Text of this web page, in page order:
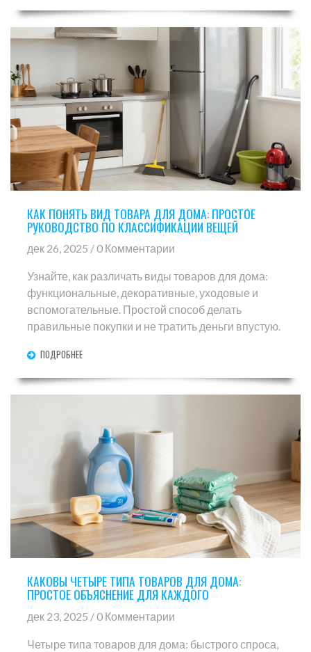
КАК ПОНЯТЬ ВИД ТОВАРА ДЛЯ ДОМА: ПРОСТОЕ
РУКОВОДСТВО ПО КЛАССИФИКАЦИИ ВЕЩЕЙ
дек 26, 2025 / 0 Комментарии
Узнайте, как различать виды товаров для дома:
функциональные, декоративные, уходовые и
вспомогательные. Простой способ делать
правильные покупки и не тратить деньги впустую.
ПОДРОБНЕЕ
КАКОВЫ ЧЕТЫРЕ ТИПА ТОВАРОВ ДЛЯ ДОМА:
ПРОСТОЕ ОБЪЯСНЕНИЕ ДЛЯ КАЖДОГО
дек 23, 2025 / 0 Комментарии
Четыре типа товаров для дома: быстрого спроса,